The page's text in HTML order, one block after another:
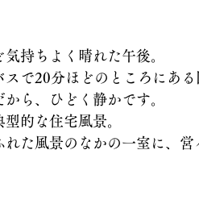
持ちよく晴れた午後。
スで20分ほどのところにあ
ら、ひどく静かです。
的な住宅風景。
れた風景のなかの一室に、